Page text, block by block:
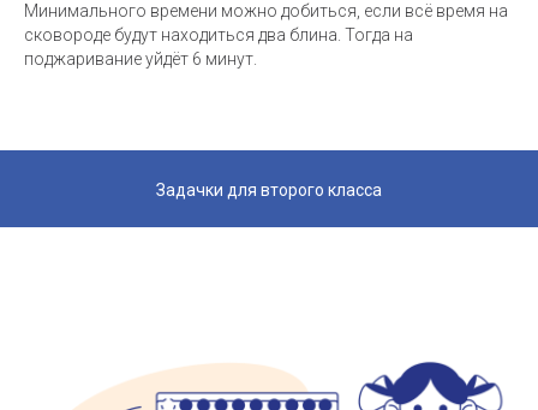
Минимального времени можно добиться, если всё время на
сковороде будут находиться два блина. Тогда на
поджаривание уйдёт 6 минут.
Задачки для второго класса